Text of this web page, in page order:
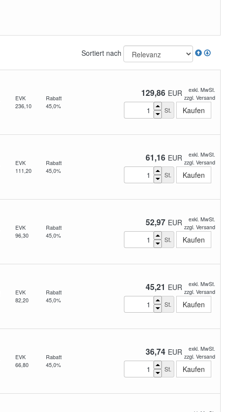
Sortiert nach
EVK
236,10
Rabatt
45,0%
129,86 EUR
exkl. MwSt.
zzgl. Versand
St.
EVK
111,20
Rabatt
45,0%
61,16 EUR
exkl. MwSt.
zzgl. Versand
St.
EVK
96,30
Rabatt
45,0%
52,97 EUR
exkl. MwSt.
zzgl. Versand
St.
EVK
82,20
Rabatt
45,0%
45,21 EUR
exkl. MwSt.
zzgl. Versand
St.
EVK
66,80
Rabatt
45,0%
36,74 EUR
exkl. MwSt.
zzgl. Versand
St.